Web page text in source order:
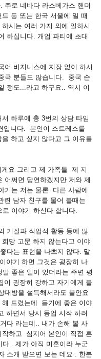
주로 네바다 라스베가스 핸더
등 또는 한국 서울에 일 때
시는 여러 가지 외에 일하시
하십니다. 개업 파티에 초대
어 비지니스에 지장 없이 하시
국 분들도 많습니다. 중국 손
정도...라고 하구요.. 역시 이
하루에 총 3번의 상담 타임
입니다. 본인이 스트레스를
하고 싶지 않다고 그 이유를
요 그리고 제 가족들 제 지
어쩌면 당연하겠지만 저와 제
기는 저는 물론 다른 사람에
남자 친구를 물어 볼때는
로 이야기 하신다 합니다.
기질과 직업적 활동 등에 많
망 고문 하지 않는다고 이야
다는 표현을 나쁘지 않다. 말
야기 하면 그것은 굉장히 나
좋은 일이 있더라는 주변 평
이 굉장히 강하고 자기에게 불
대방을 설득해서라도 불안요
해 드렸는데 듣기에 좋은 이야
하면서 당시 동업 시작 하려
다 라는데.. 내가 손해 볼 사
하고 심지어 본인이 직접 혼
. 제가 아직 미혼이라 누군
소개 받으면 보는 데요 . 한분